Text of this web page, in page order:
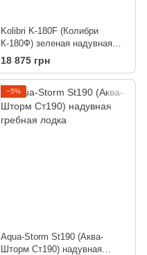
Kolibri K-180F (Колибри
К-180Ф) зеленая надувная
гребная лодка + Air-Deck
18 875 грн
−5%
Aqua-Storm St190 (Аква-
Шторм Ст190) надувная